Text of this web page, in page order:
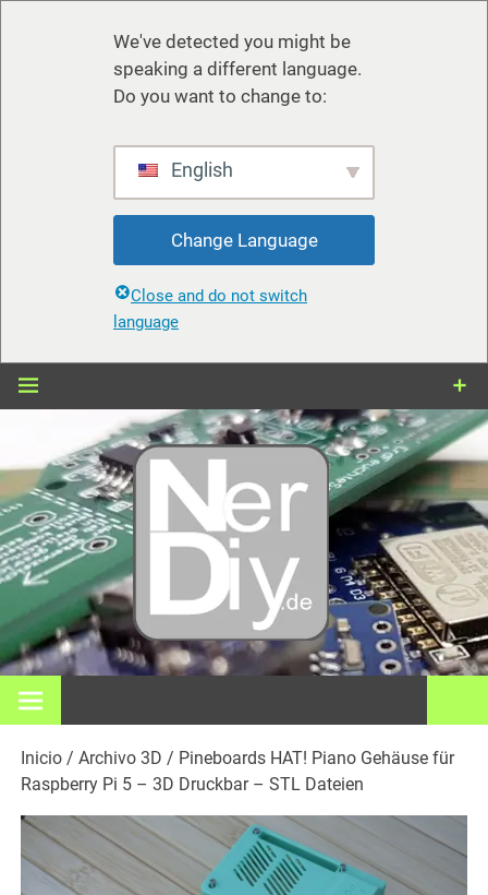
We've detected you might be
speaking a different language.
Do you want to change to:
English
Change Language
Close and do not switch
language
Zum
3D y
En nerdiy.de, todo gira en torno a la electrónica, el bricolaje,
la impresión 3D, el hogar inteligente y muchos otros temas
Inicio /Archivo 3D / Pineboards HAT! Piano Gehäuse für
Raspberry Pi 5 – 3D Druckbar – STL Dateien